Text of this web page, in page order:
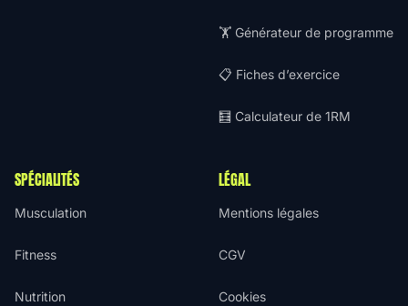
🏋️ Générateur de programme
📋 Fiches d’exercice
🧮 Calculateur de 1RM
SPÉCIALITÉS
Musculation
Fitness
Nutrition
LÉGAL
Mentions légales
CGV
Cookies